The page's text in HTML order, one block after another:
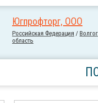
Югпрофторг, ООО
Российcкая Федерация /
область